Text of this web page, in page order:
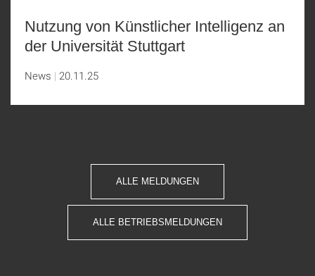
Nutzung von Künstlicher Intelligenz an
der Universität Stuttgart
News 20.11.25
ALLE MELDUNGEN
ALLE BETRIEBSMELDUNGEN